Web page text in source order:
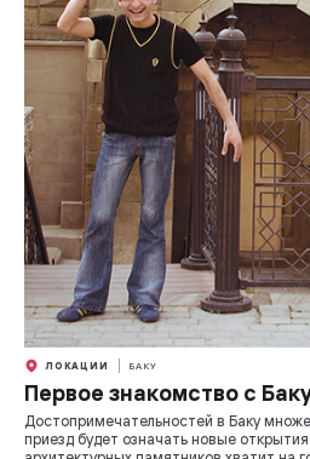
ЛОКАЦИИ БАКУ
Первое знакомство с
Достопримечательностей в Баку
приезд будет означать новые